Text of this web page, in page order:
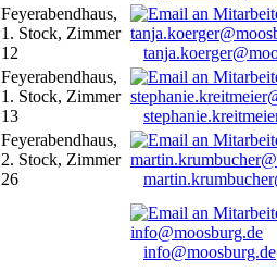
Feyerabendhaus,
1. Stock, Zimmer
12
Feyerabendhaus,
1. Stock, Zimmer
13
Feyerabendhaus,
2. Stock, Zimmer
26
info@moosburg.de